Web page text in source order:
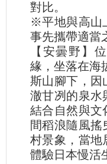
對比。
※平地與高山
事先攜帶適當
【安曇野】
緣，坐落在海
斯山腳下，因
澈甘冽的泉水
結合自然與文
間稻浪隨風搖
村景象，當地
體驗日本慢活